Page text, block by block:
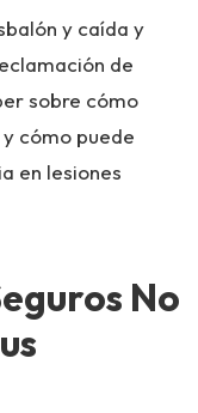
y caída y
de
sobre cómo
cómo puede
en lesiones
No